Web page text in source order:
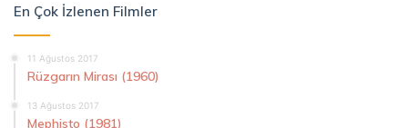
En Çok İzlenen Filmler
11 Ağustos 2017
Rüzgarın Mirası (1960)
13 Ağustos 2017
Mephisto (1981)